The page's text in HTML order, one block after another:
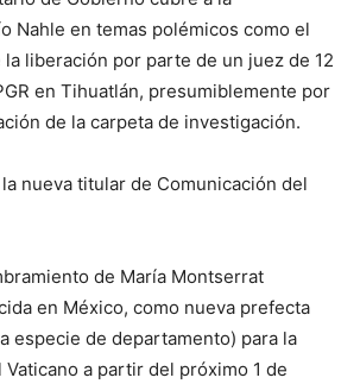
Nahle en temas polémicos como el
liberación por parte de un juez de 12
en Tihuatlán, presumiblemente por
de la carpeta de investigación.
nueva titular de Comunicación del
de María Montserrat
en México, como nueva prefecta
especie de departamento) para la
a partir del próximo 1 de